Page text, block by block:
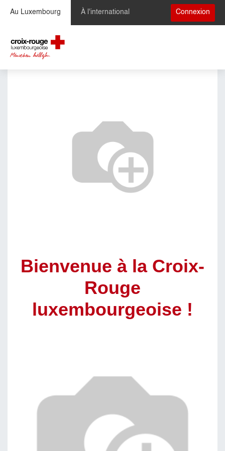
Au Luxembourg À l'international Connexion
Bienvenue à la Croix-
Rouge
luxembourgeoise !